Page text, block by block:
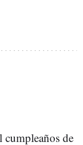
cumpleaños de